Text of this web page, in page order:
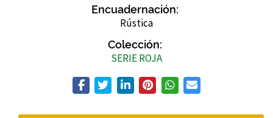
Encuadernación:
Rústica
Colección:
SERIE ROJA